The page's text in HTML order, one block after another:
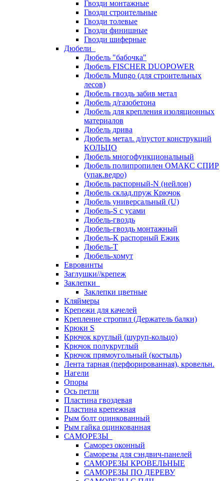
Гвозди монтажные
Гвозди строительные
Гвозди толевые
Гвозди финишные
Гвозди шиферные
Дюбели
Дюбель "бабочка"
Дюбель FISCHER DUOPOWER
Дюбель Mungo (для строительных
лесов)
Дюбель гвоздь забив метал
Дюбель д/газобетона
Дюбель для крепления изоляционных
материалов
Дюбель дрива
Дюбель метал. д/пустот конструкций
КОЛЬЦО
Дюбель многофункциональный
Дюбель полипропилен ОМАКС СПИР
(упак.ведро)
Дюбель распорный-N (нейлон)
Дюбель склад.пруж Крючок
Дюбель универсальный (U)
Дюбель-S с усами
Дюбель-гвоздь
Дюбель-гвоздь монтажный
Дюбель-К распорный Ежик
Дюбель-Т
Дюбель-хомут
Евровинты
Заглушки//крепеж
Заклепки
Заклепки цветные
Кляймеры
Крепежи для качелей
Крепление стропил (Держатель балки)
Крюки S
Крючок круглый (шуруп-кольцо)
Крючок полукруглый
Крючок прямоугольный (костыль)
Лента тарная (перфорированная), кровельн.
Нагели
Опоры
Ось петли
Пластина гвоздевая
Пластина крепежная
Рым болт оцинкованный
Рым гайка оцинкованная
САМОРЕЗЫ
Саморез оконный
Саморезы для сэндвич-панелей
САМОРЕЗЫ КРОВЕЛЬНЫЕ
САМОРЕЗЫ ПО ДЕРЕВУ